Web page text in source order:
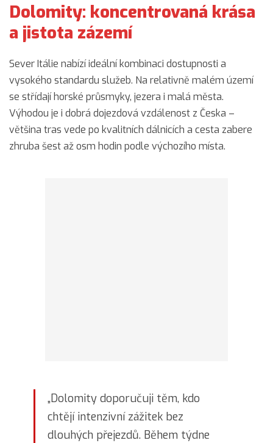
Dolomity: koncentrovaná krása
a jistota zázemí
Sever Itálie nabízí ideální kombinaci dostupnosti a
vysokého standardu služeb. Na relativně malém území
se střídají horské průsmyky, jezera i malá města.
Výhodou je i dobrá dojezdová vzdálenost z Česka –
většina tras vede po kvalitních dálnicích a cesta zabere
zhruba šest až osm hodin podle výchozího místa.
„Dolomity doporučuji těm, kdo
chtějí intenzivní zážitek bez
dlouhých přejezdů. Během týdne